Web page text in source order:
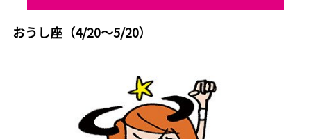
おうし座（4/20～5/20）